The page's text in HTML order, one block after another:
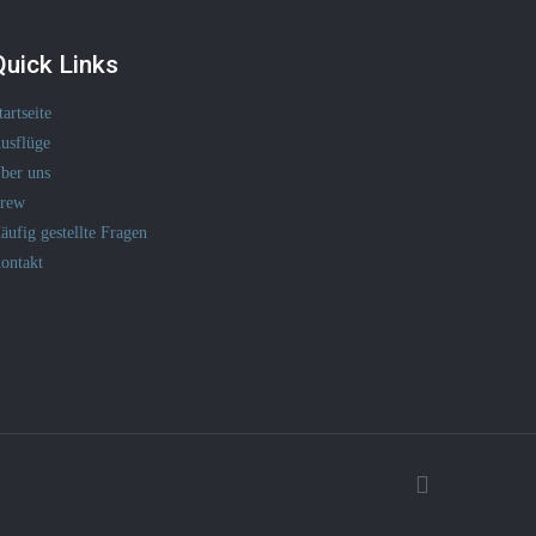
Links
uns
gestellte Fragen